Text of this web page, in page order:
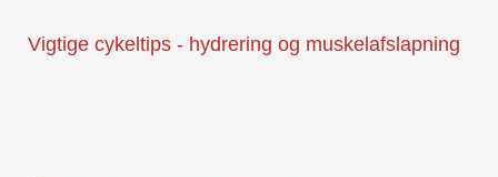
Vigtige cykeltips - hydrering og muskelafslapning